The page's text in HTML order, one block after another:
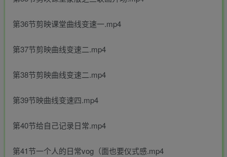
第36节剪映课堂曲线变速一.mp4
第37节剪映曲线变速二.mp4
第38节剪映曲线变速二.mp4
第39节映曲线变速四.mp4
第40节给自己记录日常.mp4
第41节一个人的日常vog（面也要仪式感.mp4